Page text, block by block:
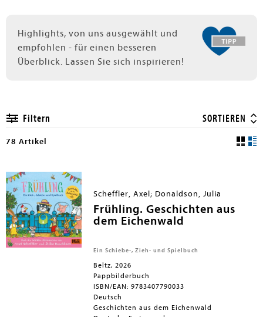
Highlights, von uns ausgewählt und
empfohlen - für einen besseren
Überblick. Lassen Sie sich inspirieren!
Filtern SORTIEREN
78 Artikel
Scheffler, Axel; Donaldson, Julia
Frühling. Geschichten aus
dem Eichenwald
Ein Schiebe-, Zieh- und Spielbuch
Beltz, 2026
Pappbilderbuch
ISBN/EAN: 9783407790033
Deutsch
Geschichten aus dem Eichenwald